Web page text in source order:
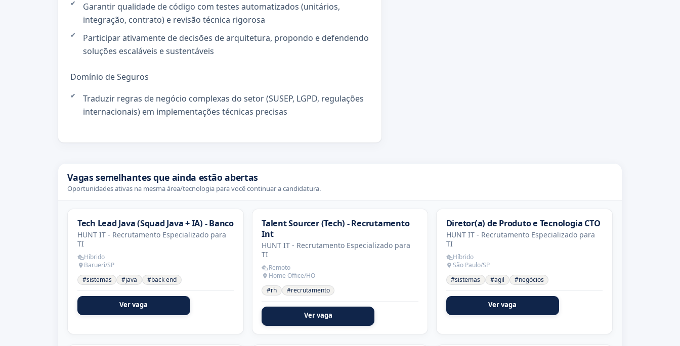
Garantir qualidade de código com testes automatizados (unitários,
integração, contrato) e revisão técnica rigorosa
Participar ativamente de decisões de arquitetura, propondo e defendendo
soluções escaláveis e sustentáveis
Domínio de Seguros
Traduzir regras de negócio complexas do setor (SUSEP, LGPD, regulações
internacionais) em implementações técnicas precisas
Vagas semelhantes que ainda estão abertas
Oportunidades ativas na mesma área/tecnologia para você continuar a candidatura.
Tech Lead Java (Squad Java + IA) - Banco
HUNT IT - Recrutamento Especializado para
TI
Híbrido
Barueri/SP
#sistemas
#java #back end
Ver vaga
Talent Sourcer (Tech) - Recrutamento
Int
HUNT IT - Recrutamento Especializado para
TI
Remoto
Home Office/HO
#rh
#recrutamento
Ver vaga
Diretor(a) de Produto e Tecnologia CTO
HUNT IT - Recrutamento Especializado para
TI
Híbrido
São Paulo/SP
#sistemas
#agil #negócios
Ver vaga